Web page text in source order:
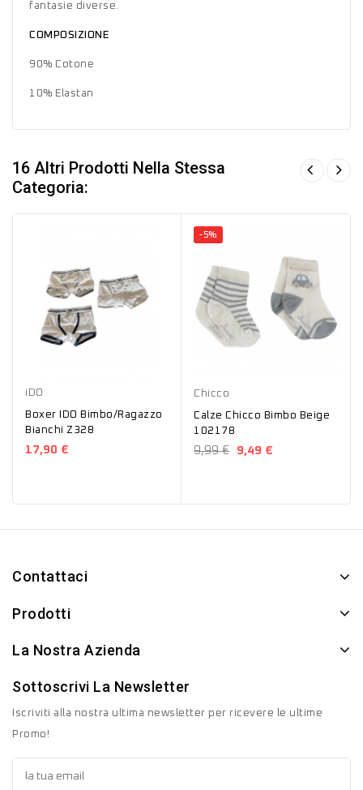
fantasie diverse.
COMPOSIZIONE
90% Cotone
10% Elastan
16 Altri Prodotti Nella Stessa
Categoria:
iDO
Boxer IDO Bimbo/Ragazzo
Bianchi Z328
17,90 €
-5%
Chicco
Calze Chicco Bimbo Beige
102178
9,99 € 9,49 €
Contattaci
Prodotti
La Nostra Azienda
Sottoscrivi La Newsletter
Iscriviti alla nostra ultima newsletter per ricevere le ultime
Promo!